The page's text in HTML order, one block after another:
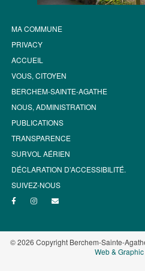
MA COMMUNE
PRIVACY
ACCUEIL
VOUS, CITOYEN
BERCHEM-SAINTE-AGATHE
NOUS, ADMINISTRATION
PUBLICATIONS
TRANSPARENCE
SURVOL AÉRIEN
DÉCLARATION D’ACCESSIBILITÉ.
SUIVEZ-NOUS
© 2026 Copyright Berchem-Sainte-
Web &